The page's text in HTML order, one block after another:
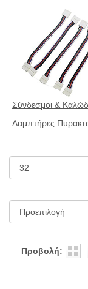
Σύνδεσμοι &
Λαμπτήρες
Προβολή: